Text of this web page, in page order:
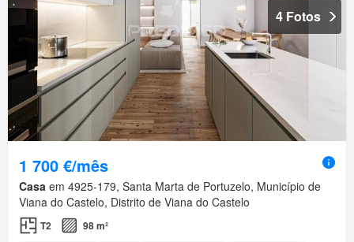
4 Fotos
1 700 €/mês
Casa em 4925-179, Santa Marta de Portuzelo, Município de
Viana do Castelo, Distrito de Viana do Castelo
T2 98 m²